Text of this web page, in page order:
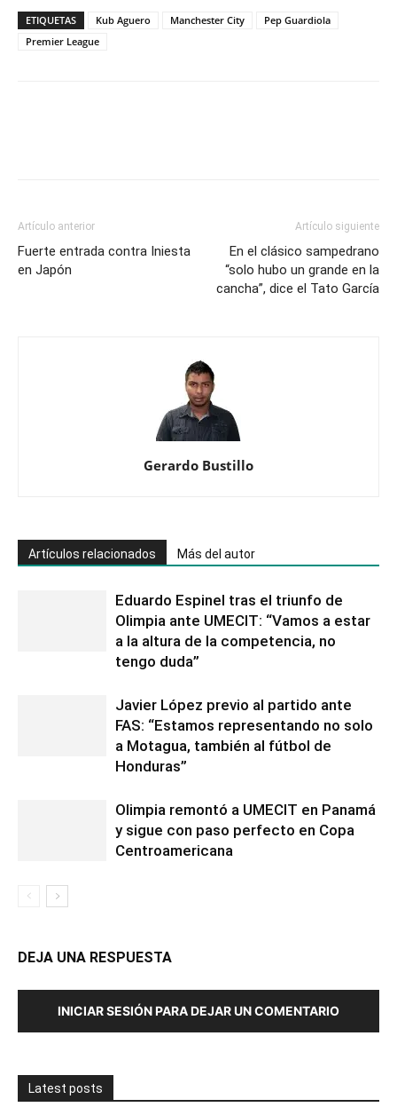
ETIQUETAS Kub Aguero Manchester City
Pep Guardiola
Premier League
Artículo anterior
Fuerte entrada contra Iniesta
en Japón
Artículo siguiente
En el clásico sampedrano
“solo hubo un grande en la
cancha”, dice el Tato García
Gerardo Bustillo
Artículos relacionados Más del autor
Eduardo Espinel tras el triunfo de
Olimpia ante UMECIT: “Vamos a estar
a la altura de la competencia, no
tengo duda”
Javier López previo al partido ante
FAS: “Estamos representando no solo
a Motagua, también al fútbol de
Honduras”
Olimpia remontó a UMECIT en Panamá
y sigue con paso perfecto en Copa
Centroamericana
DEJA UNA RESPUESTA
INICIAR SESIÓN PARA DEJAR UN COMENTARIO
Latest posts